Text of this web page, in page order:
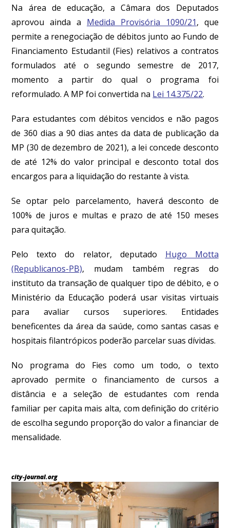
Na área de educação, a Câmara dos Deputados
aprovou ainda a Medida Provisória 1090/21, que
permite a renegociação de débitos junto ao Fundo de
Financiamento Estudantil (Fies) relativos a contratos
formulados até o segundo semestre de 2017,
momento a partir do qual o programa foi
reformulado. A MP foi convertida na Lei 14.375/22.
Para estudantes com débitos vencidos e não pagos
de 360 dias a 90 dias antes da data de publicação da
MP (30 de dezembro de 2021), a lei concede desconto
de até 12% do valor principal e desconto total dos
encargos para a liquidação do restante à vista.
Se optar pelo parcelamento, haverá desconto de
100% de juros e multas e prazo de até 150 meses
para quitação.
Pelo texto do relator, deputado Hugo Motta
(Republicanos-PB), mudam também regras do
instituto da transação de qualquer tipo de débito, e o
Ministério da Educação poderá usar visitas virtuais
para avaliar cursos superiores. Entidades
beneficentes da área da saúde, como santas casas e
hospitais filantrópicos poderão parcelar suas dívidas.
No programa do Fies como um todo, o texto
aprovado permite o financiamento de cursos a
distância e a seleção de estudantes com renda
familiar per capita mais alta, com definição do critério
de escolha segundo proporção do valor a financiar de
mensalidade.
city-journal.org